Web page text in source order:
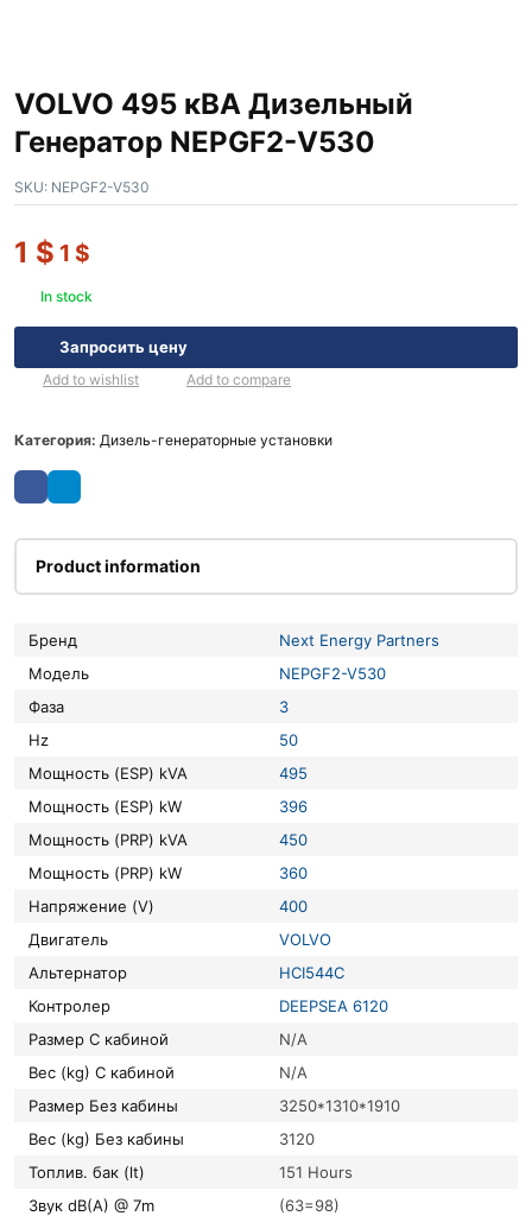
VOLVO 495 кВА Дизельный
Генератор NEPGF2-V530
SKU: NEPGF2-V530
1 $ 1 $
In stock
Запросить цену
Add to wishlist Add to compare
Категория: Дизель-генераторные установки
Product information
Бренд
Next Energy Partners
Модель
NEPGF2-V530
Фаза
3
Hz
50
Мощность (ESP) kVA
495
Мощность (ESP) kW
396
Мощность (PRP) kVA
450
Мощность (PRP) kW
360
Напряжение (V)
400
Двигатель
VOLVO
Альтернатор
HCI544C
Контролер
DEEPSEA 6120
Размер С кабиной
N/A
Вес (kg) С кабиной
N/A
Размер Без кабины
3250*1310*1910
Вес (kg) Без кабины
3120
Топлив. бак (lt)
151 Hours
Звук dB(A) @ 7m
(63=98)